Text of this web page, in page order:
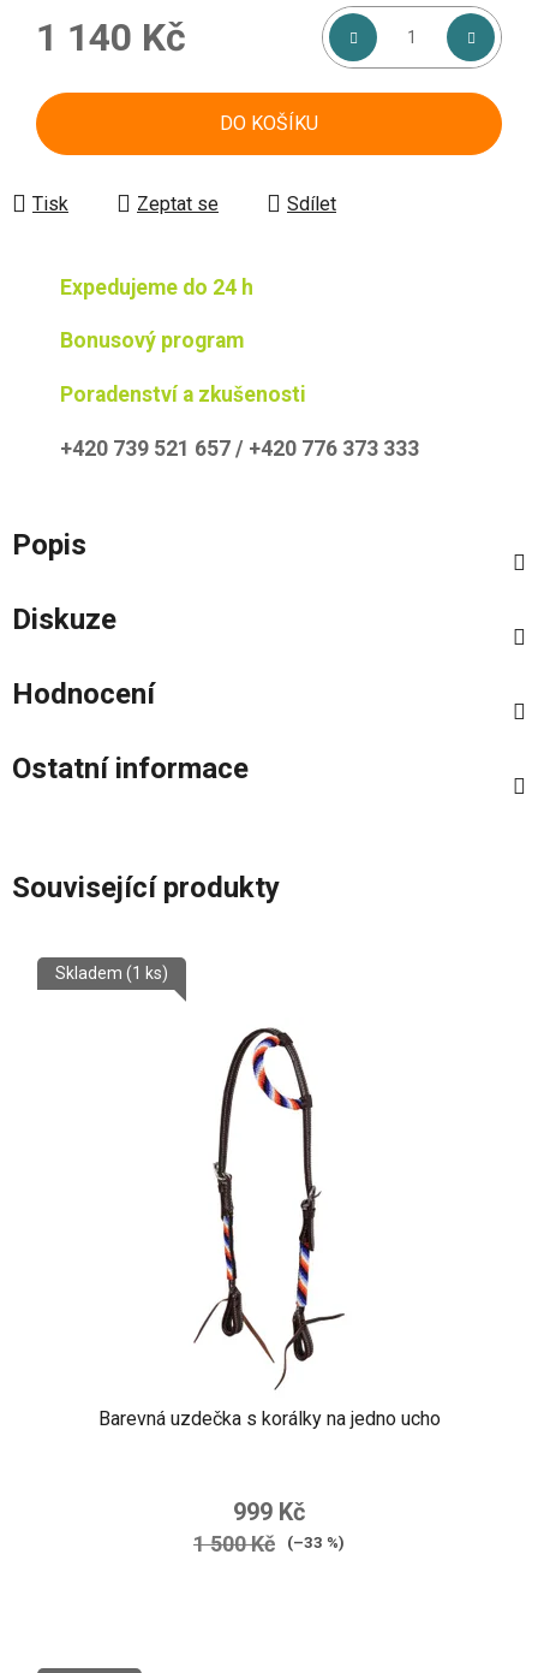
1 140 Kč
DO KOŠÍKU
Tisk Zeptat se Sdílet
Expedujeme do 24 h
Bonusový program
Poradenství a zkušenosti
+420 739 521 657 / +420 776 373 333
Popis
Diskuze
Hodnocení
Ostatní informace
Související produkty
Barevná uzdečka s korálky na jedno ucho
Skladem (1 ks)
999 Kč
1 500 Kč (–33 %)